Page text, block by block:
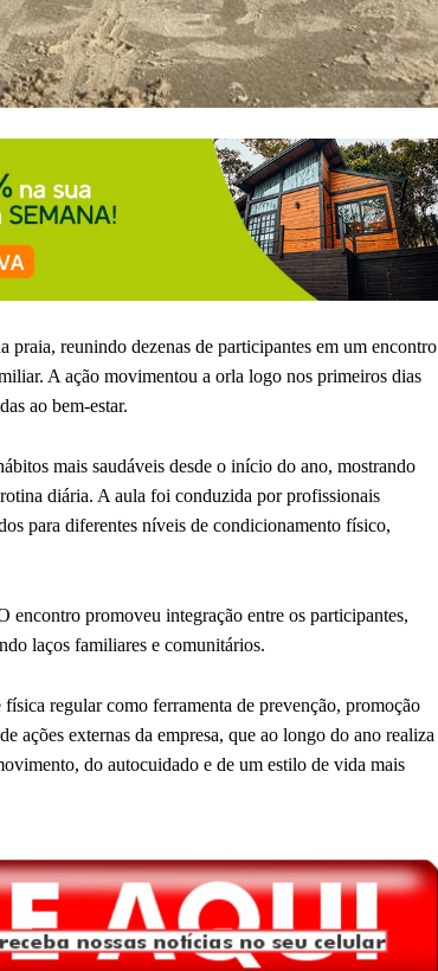
reunindo dezenas de participantes em um encontro
A ação movimentou a orla logo nos primeiros dias
ao bem-estar.
mais saudáveis desde o início do ano, mostrando
diária. A aula foi conduzida por profissionais
para diferentes níveis de condicionamento físico,
encontro promoveu integração entre os participantes,
laços familiares e comunitários.
regular como ferramenta de prevenção, promoção
ações externas da empresa, que ao longo do ano realiza
do autocuidado e de um estilo de vida mais